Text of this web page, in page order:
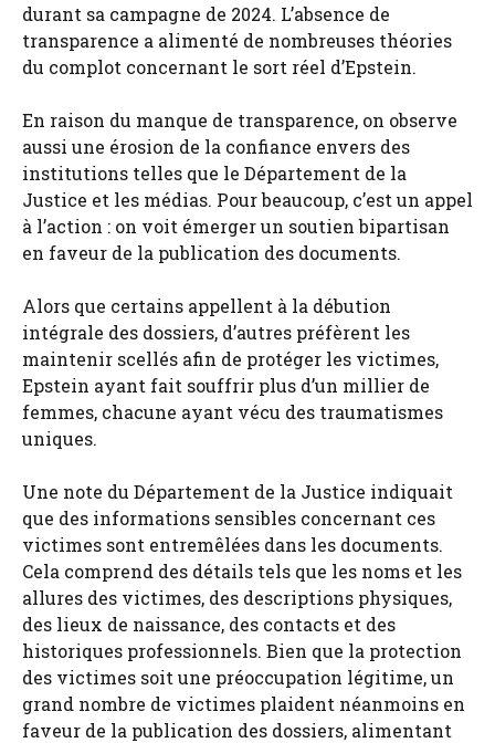
durant sa campagne de 2024. L’absence de
transparence a alimenté de nombreuses théories
du complot concernant le sort réel d’Epstein.
En raison du manque de transparence, on observe
aussi une érosion de la confiance envers des
institutions telles que le Département de la
Justice et les médias. Pour beaucoup, c’est un appel
à l’action : on voit émerger un soutien bipartisan
en faveur de la publication des documents.
Alors que certains appellent à la débution
intégrale des dossiers, d’autres préfèrent les
maintenir scellés afin de protéger les victimes,
Epstein ayant fait souffrir plus d’un millier de
femmes, chacune ayant vécu des traumatismes
uniques.
Une note du Département de la Justice indiquait
que des informations sensibles concernant ces
victimes sont entremêlées dans les documents.
Cela comprend des détails tels que les noms et les
allures des victimes, des descriptions physiques,
des lieux de naissance, des contacts et des
historiques professionnels. Bien que la protection
des victimes soit une préoccupation légitime, un
grand nombre de victimes plaident néanmoins en
faveur de la publication des dossiers, alimentant